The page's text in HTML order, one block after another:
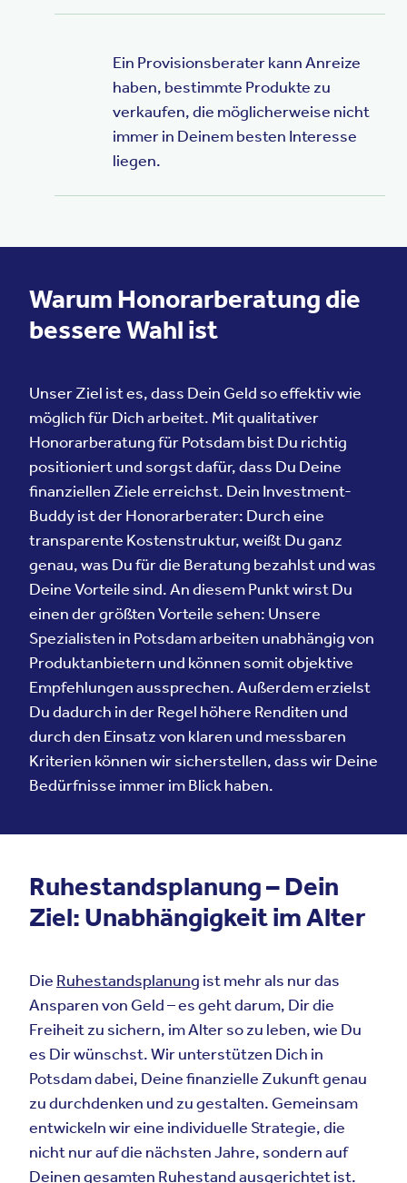
Ein Provisionsberater kann Anreize
haben, bestimmte Produkte zu
verkaufen, die möglicherweise nicht
immer in Deinem besten Interesse
liegen.
Warum Honorarberatung die
bessere Wahl ist
Unser Ziel ist es, dass Dein Geld so effektiv wie
möglich für Dich arbeitet. Mit qualitativer
Honorarberatung für Potsdam bist Du richtig
positioniert und sorgst dafür, dass Du Deine
finanziellen Ziele erreichst. Dein Investment-
Buddy ist der Honorarberater: Durch eine
transparente Kostenstruktur, weißt Du ganz
genau, was Du für die Beratung bezahlst und was
Deine Vorteile sind. An diesem Punkt wirst Du
einen der größten Vorteile sehen: Unsere
Spezialisten in Potsdam arbeiten unabhängig von
Produktanbietern und können somit objektive
Empfehlungen aussprechen. Außerdem erzielst
Du dadurch in der Regel höhere Renditen und
durch den Einsatz von klaren und messbaren
Kriterien können wir sicherstellen, dass wir Deine
Bedürfnisse immer im Blick haben.
Ruhestandsplanung – Dein
Ziel: Unabhängigkeit im Alter
Die Ruhestandsplanung ist mehr als nur das
Ansparen von Geld – es geht darum, Dir die
Freiheit zu sichern, im Alter so zu leben, wie Du
es Dir wünschst. Wir unterstützen Dich in
Potsdam dabei, Deine finanzielle Zukunft genau
zu durchdenken und zu gestalten. Gemeinsam
entwickeln wir eine individuelle Strategie, die
nicht nur auf die nächsten Jahre, sondern auf
Deinen gesamten Ruhestand ausgerichtet ist.